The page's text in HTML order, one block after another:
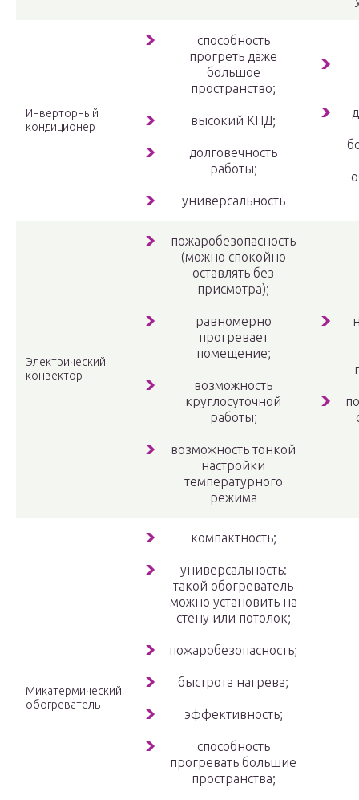
Инверторный
кондиционер
способность
прогреть даже
большое
пространство;
высокий КПД;
долговечность
работы;
универсальность
Электрический
конвектор
пожаробезопасность
(можно спокойно
оставлять без
присмотра);
равномерно
прогревает
помещение;
возможность
круглосуточной
работы;
возможность тонкой
настройки
температурного
режима
Микатермический
обогреватель
компактность;
универсальность:
такой обогреватель
можно установить на
стену или потолок;
пожаробезопасность;
быстрота нагрева;
эффективность;
способность
прогревать большие
пространства;